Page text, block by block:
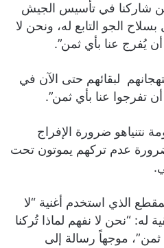
شاركنا في تأسيس الجيش
الجو التابع له، ونحن لا
أن يُفرج عنا بأي ثمن”.
لبقائهم حتى الآن في
تفرجوا عنا بأي ثمن”.
ضرورة الإفراج
عدم تركهم يموتون تحت
الذي استخدم أغنية “لا
له: “نحن لا نفهم لماذا تُركنا
موجهاً رسالة إلى